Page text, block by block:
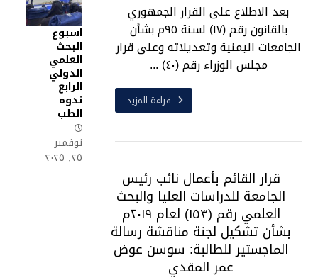
بعد الاطلاع على القرار الجمهوري
بالقانون رقم (١٧) لسنة ٩٥م بشأن
الجامعات اليمنية وتعديلاته وعلى قرار
مجلس الوزراء رقم (٤٠) ...
قراءة المزيد
قرار القائم بأعمال نائب رئيس
الجامعة للدراسات العليا والبحث
العلمي رقم (١٥٣) لعام ٢٠١٩م
بشأن تشكيل لجنة مناقشة رسالة
الماجستير للطالبة: سوسن عوض
عمر المقدي
اسبوع
البحث
العلمي
الدولي
الرابع
ندوه
الطب
نوفمبر
٢٥, ٢٠٢٥